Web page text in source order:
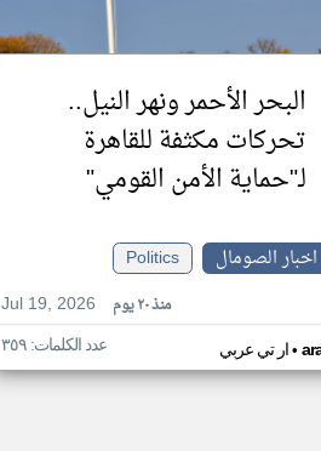
البحر الأحمر ونهر النيل..
تحركات مكثفة للقاهرة
لـ"حماية الأمن القومي"
اخبار الصومال
Politics
Jul 19, 2026
منذ ٢٠ يوم
ار تي عربي• عدد الكلمات: ٣٥٩